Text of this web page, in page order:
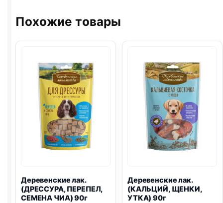
Похожие товары
Деревенские лак.
(ДРЕССУРА, ПЕРЕПЕЛ,
СЕМЕНА ЧИА) 90г
Деревенские лак.
(КАЛЬЦИЙ, ЩЕНКИ,
УТКА) 90г